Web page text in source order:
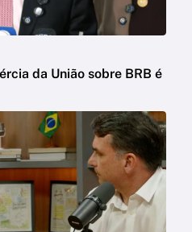
da União sobre BRB é